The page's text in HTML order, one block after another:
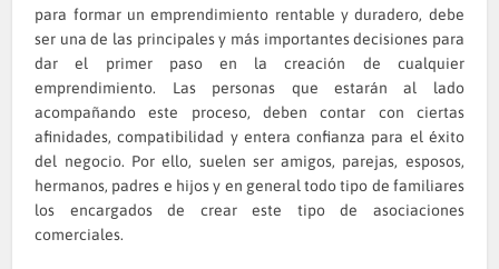
para formar un emprendimiento rentable y duradero, debe
ser una de las principales y más importantes decisiones para
dar el primer paso en la creación de cualquier
emprendimiento. Las personas que estarán al lado
acompañando este proceso, deben contar con ciertas
afinidades, compatibilidad y entera confianza para el éxito
del negocio. Por ello, suelen ser amigos, parejas, esposos,
hermanos, padres e hijos y en general todo tipo de familiares
los encargados de crear este tipo de asociaciones
comerciales.